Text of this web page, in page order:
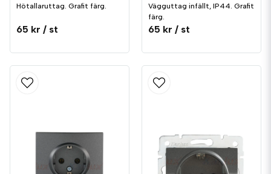
Hötallaruttag. Grafit färg.
65 kr / st
Vägguttag infällt, IP44. Grafit
färg.
65 kr / st